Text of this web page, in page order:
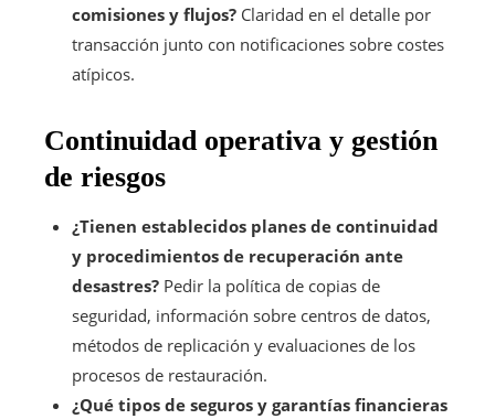
comisiones y flujos? Claridad en el detalle por
transacción junto con notificaciones sobre costes
atípicos.
Continuidad operativa y gestión
de riesgos
¿Tienen establecidos planes de continuidad
y procedimientos de recuperación ante
desastres? Pedir la política de copias de
seguridad, información sobre centros de datos,
métodos de replicación y evaluaciones de los
procesos de restauración.
¿Qué tipos de seguros y garantías financieras